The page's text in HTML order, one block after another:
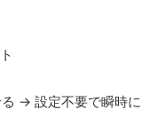
→ 設定不要で瞬時に